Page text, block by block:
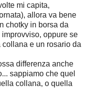
mi capita,
allora va bene
chotky in borsa da
oppure se
e un rosario da
differenza anche
sappiamo che quel
collana, o quella